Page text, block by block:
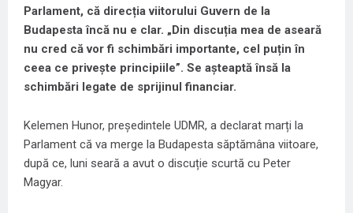
Parlament, că direcția viitorului Guvern de la
Budapesta încă nu e clar. „Din discuția mea de aseară
nu cred că vor fi schimbări importante, cel puțin în
ceea ce privește principiile”. Se așteaptă însă la
schimbări legate de sprijinul financiar.
Kelemen Hunor, președintele UDMR, a declarat marți la
Parlament că va merge la Budapesta săptămâna viitoare,
după ce, luni seară a avut o discuție scurtă cu Peter
Magyar.